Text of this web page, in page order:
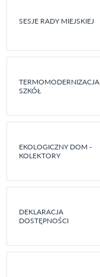
SESJE RADY MIEJSKIEJ
TERMOMODERNIZACJA
SZKÓŁ
EKOLOGICZNY DOM -
KOLEKTORY
DEKLARACJA
DOSTĘPNOŚCI